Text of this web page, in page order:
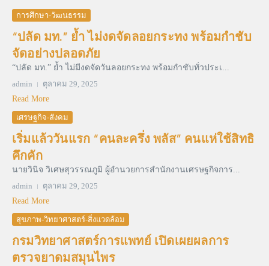
การศึกษา-วัฒนธรรม
“ปลัด มท.” ย้ำ ไม่งดจัดลอยกระทง พร้อมกำชับ
จัดอย่างปลอดภัย
“ปลัด มท.” ย้ำ ไม่มีงดจัดวันลอยกระทง พร้อมกำชับทั่วประเ...
admin
ตุลาคม 29, 2025
Read More
เศรษฐกิจ-สังคม
เริ่มแล้ววันแรก “คนละครึ่ง พลัส” คนแห่ใช้สิทธิ
คึกคัก
นายวินิจ วิเศษสุวรรณภูมิ ผู้อำนวยการสำนักงานเศรษฐกิจการ...
admin
ตุลาคม 29, 2025
Read More
สุขภาพ-วิทยาศาสตร์-สิ่งแวดล้อม
กรมวิทยาศาสตร์การแพทย์ เปิดเผยผลการ
ตรวจยาดมสมุนไพร